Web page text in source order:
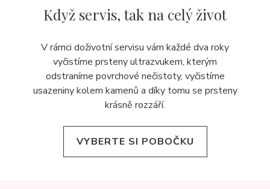
Když servis,tak na celý život
V rámci doživotní servisu vám každé dva roky
vyčistíme prsteny ultrazvukem, kterým
odstraníme povrchové nečistoty, vyčistíme
usazeniny kolem kamenů a díky tomu se prsteny
krásně rozzáří.
VYBERTE SI POBOČKU